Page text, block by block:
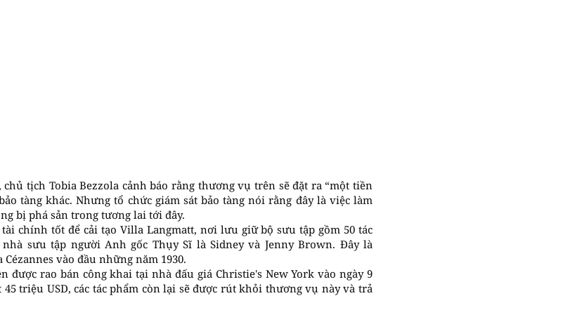
tịch Tobia Bezzola cảnh báo rằng thương vụ trên sẽ đặt ra “một tiền
tàng khác. Nhưng tổ chức giám sát bảo tàng nói rằng đây là việc làm
bị phá sản trong tương lai tới đây.
chính tốt để cải tạo Villa Langmatt, nơi lưu giữ bộ sưu tập gồm 50 tác
sưu tập người Anh gốc Thụy Sĩ là Sidney và Jenny Brown. Đây là
vào đầu những năm 1930.
được rao bán công khai tại nhà đấu giá Christie's New York vào ngày 9
triệu USD, các tác phẩm còn lại sẽ được rút khỏi thương vụ này và trả